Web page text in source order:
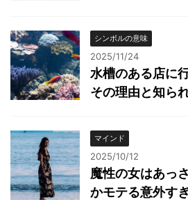
シンボルの意味
2025/11/24
水槽のある店に
その理由と知ら
マインド
2025/10/12
魔性の女はあっ
かモテる意外す